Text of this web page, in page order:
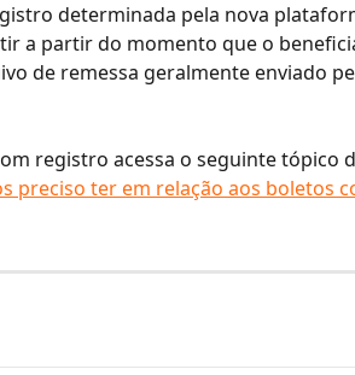
determinada pela nova
a partir do momento que o
de remessa geralmente enviado
registro acessa o seguinte tópico
preciso ter em relação aos boletos